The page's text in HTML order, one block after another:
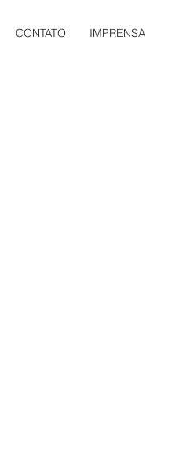
CONTATO IMPRENSA